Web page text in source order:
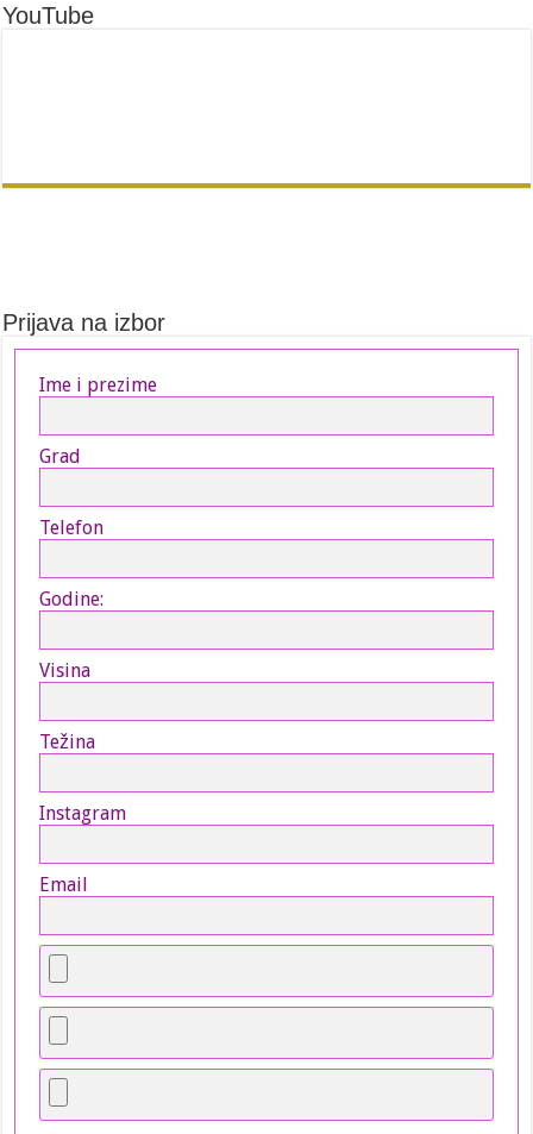
YouTube
Prijava na izbor
Ime i prezime
Grad
Telefon
Godine:
Visina
Težina
Instagram
Email